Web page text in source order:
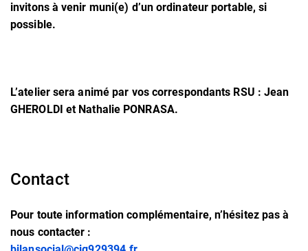
invitons à venir muni(e) d’un ordinateur portable, si
possible.
L’atelier sera animé par vos correspondants RSU :Jean
GHEROLDI et Nathalie PONRASA.
Contact
Pour toute information complémentaire, n’hésitez pas à
nous contacter :